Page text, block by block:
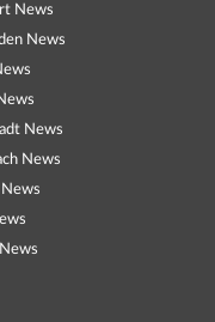
News
News
News
News